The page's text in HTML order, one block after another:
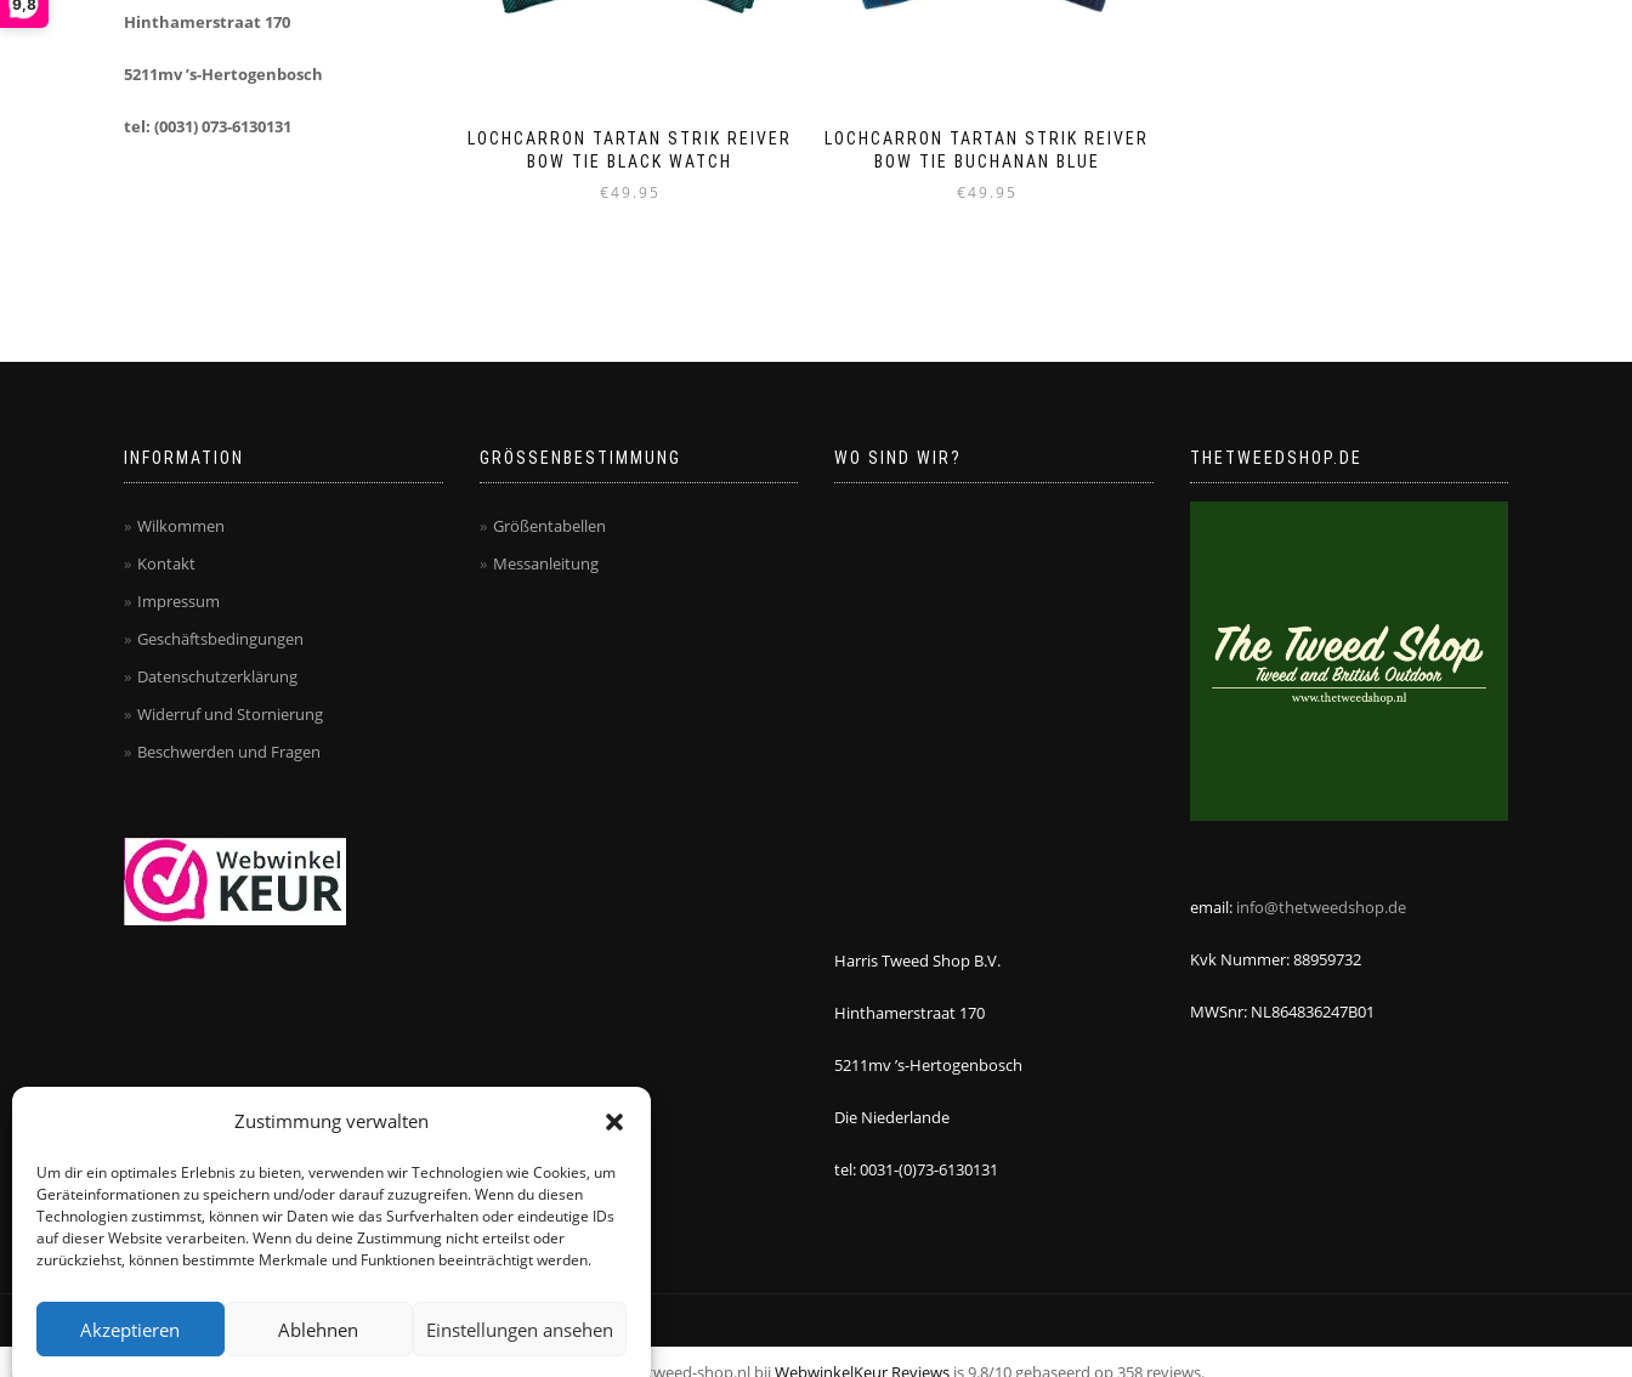
Zustimmung verwalten
Um dir ein optimales Erlebnis zu bieten, verwenden wir Technologien wie Cookies, um
Geräteinformationen zu speichern und/oder darauf zuzugreifen. Wenn du diesen
Technologien zustimmst, können wir Daten wie das Surfverhalten oder eindeutige IDs
auf dieser Website verarbeiten. Wenn du deine Zustimmung nicht erteilst oder
zurückziehst, können bestimmte Merkmale und Funktionen beeinträchtigt werden.
Akzeptieren Ablehnen Einstellungen ansehen
9,8
LOCHCARRON TARTAN STRIK REIVER
BOW TIE BLACK WATCH
€49.95
LOCHCARRON TARTAN STRIK REIVER
BOW TIE BUCHANAN BLUE
€49.95
Hinthamerstraat 170
5211mv ’s-Hertogenbosch
tel: (0031) 073-6130131
INFORMATION
Wilkommen
Kontakt
Impressum
Geschäftsbedingungen
Datenschutzerklärung
Widerruf und Stornierung
Beschwerden und Fragen
GRÖSSENBESTIMMUNG
Größentabellen
Messanleitung
WO SIND WIR?
Harris Tweed Shop B.V.
Hinthamerstraat 170
5211mv ’s-Hertogenbosch
Die Niederlande
tel: 0031-(0)73-6130131
THETWEEDSHOP.DE
email: info@thetweedshop.de
Kvk Nummer: 88959732
MWSnr: NL864836247B01
© THEMEISLE, ALL RIGHTS RESERVED
De waardering van www.harristweed-shop.nl bijWebwinkelKeur Reviews is 9.8/10 gebaseerd op 358 reviews.